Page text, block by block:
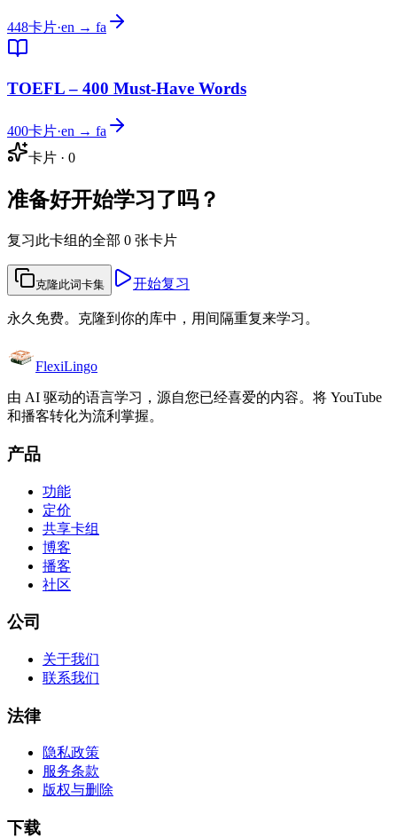
448卡片·en → fa
TOEFL – 400 Must-Have Words
400卡片·en → fa
卡片 · 0
准备好开始学习了吗？
复习此卡组的全部 0 张卡片
克隆此词卡集 开始复习
永久免费。克隆到你的库中，用间隔重复来学习。
FlexiLingo
由 AI 驱动的语言学习，源自您已经喜爱的内容。将 YouTube
和播客转化为流利掌握。
产品
功能
定价
共享卡组
博客
播客
社区
公司
关于我们
联系我们
法律
隐私政策
服务条款
版权与删除
下载